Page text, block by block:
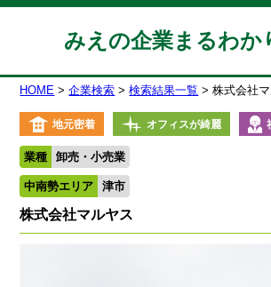
みえの企業まるわか
HOME 企業検索 検索結果一覧 株式会社
地元密着 オフィスが綺麗
業種 卸売・小売業
中南勢エリア 津市
株式会社マルヤス